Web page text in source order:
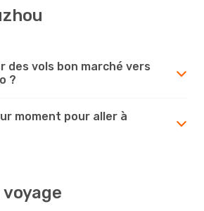
des vols bon marché vers
?
moment pour aller à